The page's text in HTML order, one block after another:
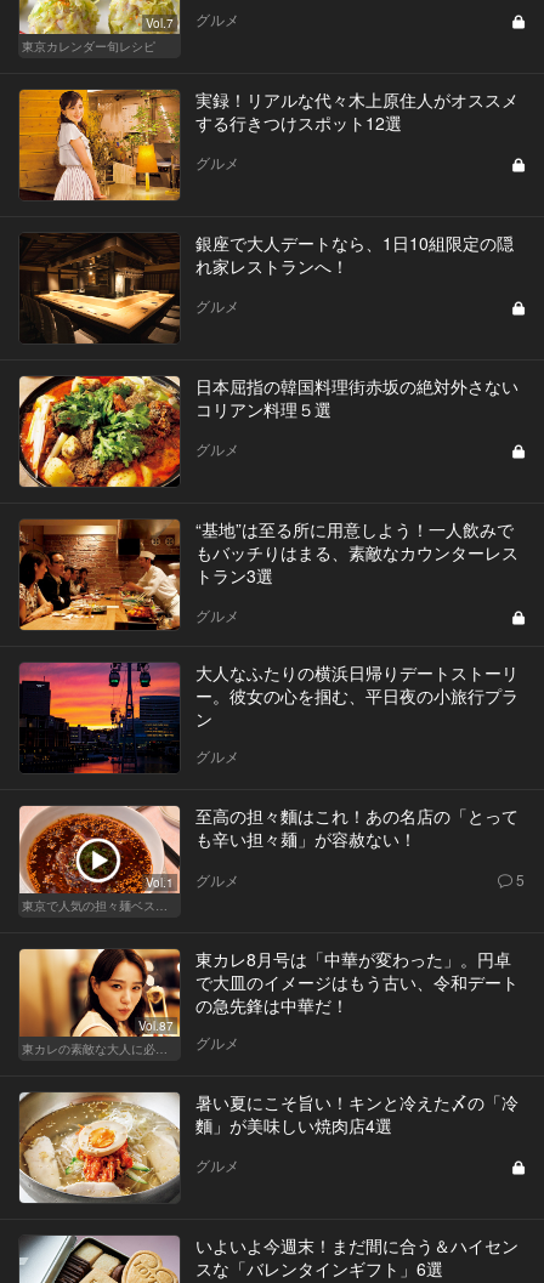
Vol.7
東京カレンダー旬レシピ
グルメ
実録！リアルな代々木上原住人がオススメ
する行きつけスポット12選
グルメ
銀座で大人デートなら、1日10組限定の隠
れ家レストランへ！
グルメ
日本屈指の韓国料理街赤坂の絶対外さない
コリアン料理５選
グルメ
“基地”は至る所に用意しよう！一人飲みで
もバッチりはまる、素敵なカウンターレス
トラン3選
グルメ
大人なふたりの横浜日帰りデートストーリ
ー。彼女の心を掴む、平日夜の小旅行プラ
ン
グルメ
Vol.1
東京で人気の担々麺ベストセレクション！
至高の担々麵はこれ！あの名店の「とって
も辛い担々麺」が容赦ない！
グルメ 5
Vol.87
東カレの素敵な大人に必要なこと
東カレ8月号は「中華が変わった」。円卓
で大皿のイメージはもう古い、令和デート
の急先鋒は中華だ！
グルメ
暑い夏にこそ旨い！キンと冷えた〆の「冷
麵」が美味しい焼肉店4選
グルメ
いよいよ今週末！まだ間に合う＆ハイセン
スな「バレンタインギフト」6選